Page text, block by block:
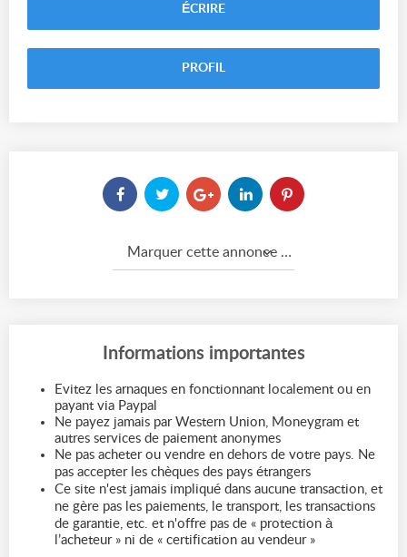
ÉCRIRE
PROFIL
Marquer cette annonce comme...
Informations importantes
Evitez les arnaques en fonctionnant localement ou en
payant via Paypal
Ne payez jamais par Western Union, Moneygram et
autres services de paiement anonymes
Ne pas acheter ou vendre en dehors de votre pays. Ne
pas accepter les chèques des pays étrangers
Ce site n'est jamais impliqué dans aucune transaction, et
ne gère pas les paiements, le transport, les transactions
de garantie, etc. et n'offre pas de « protection à
l’acheteur » ni de « certification au vendeur »